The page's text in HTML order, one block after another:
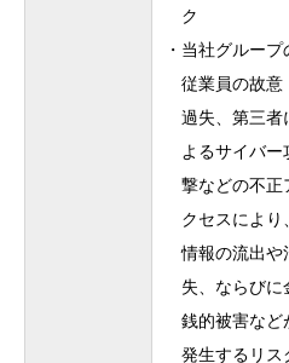
ク
・ 当社グループ
従業員の故意
過失、第三者
よるサイバー
撃などの不正
クセスにより、
情報の流出や
失、ならびに
銭的被害など
発生するリス